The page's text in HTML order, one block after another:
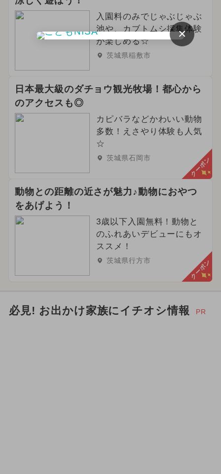
入園料のみでじゃぶじゃぶ
池や、カブトムシ採集体験
が楽しめる☆
茨城県稲敷市
日本最大級のダチョウ観光牧場！都心から
のアクセスも◎
カピバラなどかわいい動物
多数！えさやり体験も人気
☆
茨城県石岡市 クーポン
動物との距離の近さが魅力♪動物におやつ
をあげよう！
3歳以下入園無料！動物と
のふれあいデビューにもオ
ススメ！
茨城県行方市 クーポン
必見! お出かけ家族にイチオシ情報 PR
×